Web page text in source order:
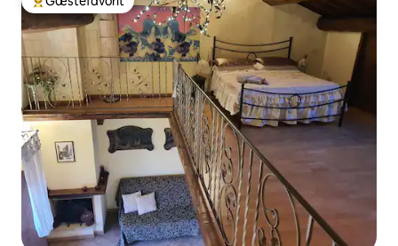
Bedste gæstefavorit